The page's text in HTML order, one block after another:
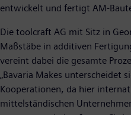
entwickelt und fertigt AM-
Die toolcraft AG mit Sitz in
Maßstäbe in additiven
vereint dabei die gesamte
„Bavaria Makes unterscheidet
Kooperationen, da hier
mittelständischen